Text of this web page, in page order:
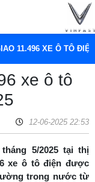
11.496 XE Ô TÔ
xe ô tô
12-06-2025 22:53
5/2025 tại thị
xe ô tô điện được
trong nước từ